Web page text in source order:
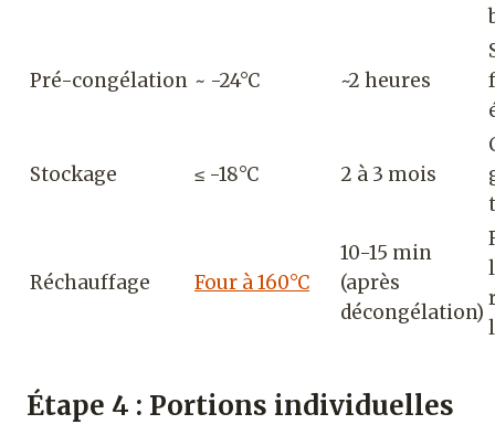
Pré-congélation ~ -24°C ~2 heures
Stockage ≤ -18°C 2 à 3 mois
Réchauffage Four à 160°C
10-15 min
(après
décongélation)
Étape 4 : Portions individuelles